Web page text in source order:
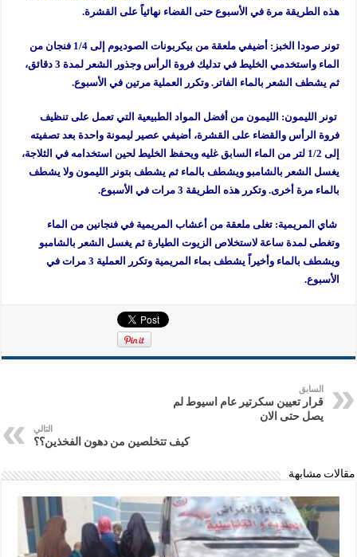
هذه الطريقة مرة في الأسبوع حتى القضاء نهائياً على القشرة.
تونر صودا الخبز: أضيفي ملعقة من بيكربونات الصوديوم إلى 1/4 فنجان من
الماء واستخدمي الخليط في تدليك فروة الرأس وجذور الشعر لمدة 3 دقائق،
ثم يشطف الشعر بالماء الفاتر. وتكرر العملية مرتين في الأسبوع.
تونر الليمون: الليمون من أفضل المواد الطبيعية التي تعمل على تنظيف
فروة الرأس والقضاء على القشرة، أضيفي عصير ليمونة واحدة بعد تصفيته
إلى 1/2 لتر من الماء السابق غليه ويحفظ الخليط لحين استخدامه في الثلاجة،
يغسل الشعر بالشامبو ويشطف بالماء ثم يشطف بتونر الليمون ولا يشطف
بالماء مرة أخرى. وتكرر هذه الطريقة 3 مرات في الأسبوع.
شاي المريمية: تغلى ملعقة من أعشاب المريمية في فنجانين من الماء
وتغطى لمدة ساعة لاستخلاص الزيوت الطيارة ثم يغسل الشعر بالشامبو
ويشطف بالماء وأخيراً يشطف بماء المريمية وتكرر العملية 3 مرات في
الأسبوع.
السابق
قرار تعيين سكرتير عام اسيوط لم
يصل حتى الان
التالي
كيف تتخلصين من دهون الفخذين؟؟
مقالات مشابهة